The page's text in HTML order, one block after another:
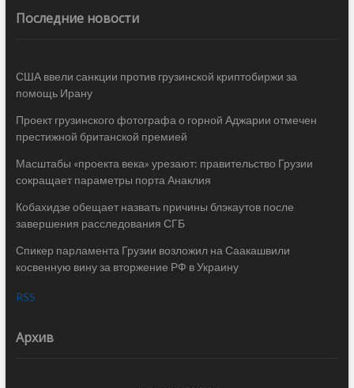
Последние новости
США ввели санкции против грузинской криптобиржи за
помощь Ирану
Проект грузинского фотографа о горной Аджарии отмечен
престижной британской премией
Масштабы «проекта века» урезают: правительство Грузии
сокращает параметры порта Анаклия
Кобахидзе обещает назвать причины блэкаутов после
завершения расследования СГБ
Спикер парламента Грузии возложил на Саакашвили
косвенную вину за вторжение РФ в Украину
RSS
Архив